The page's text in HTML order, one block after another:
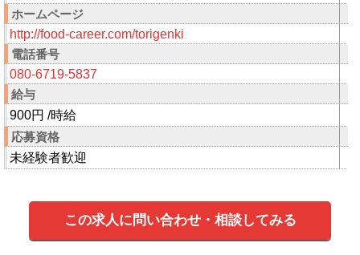
ホームページ
http://food-career.com/torigenki
電話番号
080-6719-5837
給与
900円 /時給
応募資格
未経験者歓迎
この求人に問い合わせ・相談してみる